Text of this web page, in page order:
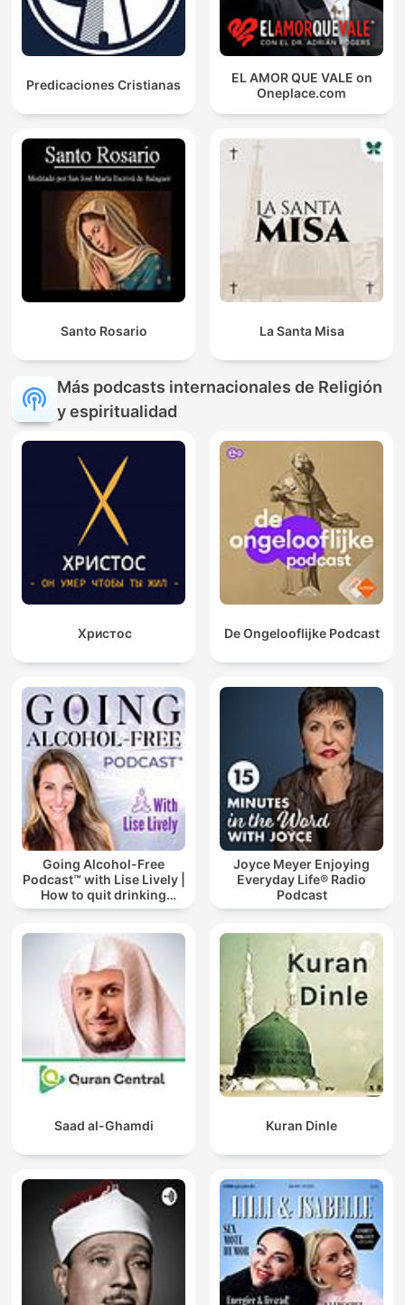
Predicaciones Cristianas
EL AMOR QUE VALE on
Oneplace.com
Santo Rosario La Santa Misa
Más podcasts internacionales de Religión
y espiritualidad
Христос De Ongelooflijke Podcast
Going Alcohol-Free
Podcast™ with Lise Lively |
How to quit drinking
alcohol
Joyce Meyer Enjoying
Everyday Life® Radio
Podcast
Saad al-Ghamdi Kuran Dinle